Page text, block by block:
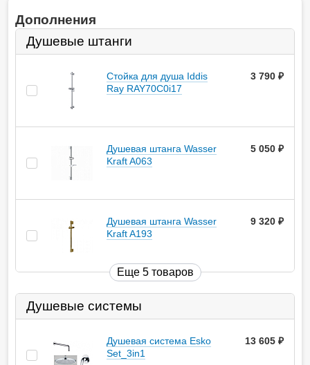
Дополнения
Душевые штанги
Стойка для душа Iddis
Ray RAY70C0i17
3 790
Душевая штанга Wasser
Kraft A063
5 050
Душевая штанга Wasser
Kraft A193
9 320
Еще 5 товаров
Душевые системы
Душевая система Esko
Set_3in1
13 605